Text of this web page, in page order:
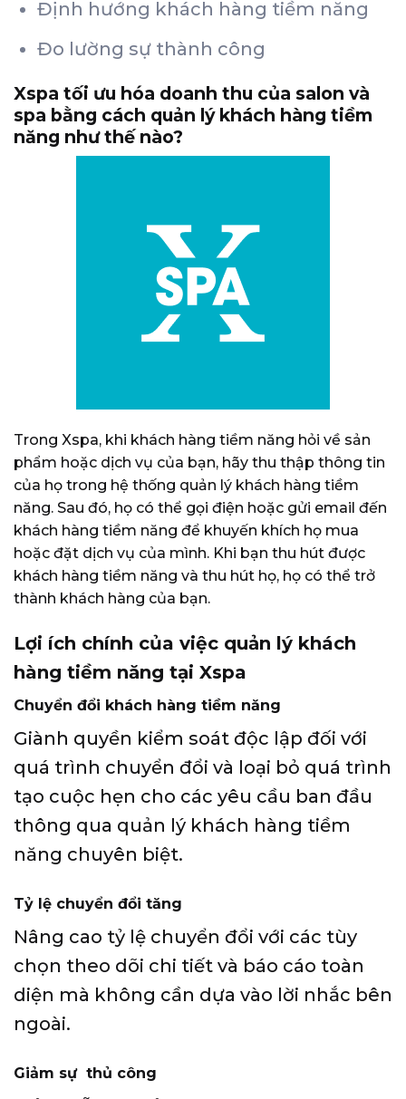
Định hướng khách hàng tiềm năng
Đo lường sự thành công
Xspa tối ưu hóa doanh thu của salon và
spa bằng cách quản lý khách hàng tiềm
năng như thế nào?
Trong Xspa, khi khách hàng tiềm năng hỏi về sản
phẩm hoặc dịch vụ của bạn, hãy thu thập thông tin
của họ trong hệ thống quản lý khách hàng tiềm
năng. Sau đó, họ có thể gọi điện hoặc gửi email đến
khách hàng tiềm năng để khuyến khích họ mua
hoặc đặt dịch vụ của mình. Khi bạn thu hút được
khách hàng tiềm năng và thu hút họ, họ có thể trở
thành khách hàng của bạn.
Lợi ích chính của việc quản lý khách
hàng tiềm năng tại Xspa
Chuyển đổi khách hàng tiềm năng
Giành quyền kiểm soát độc lập đối với
quá trình chuyển đổi và loại bỏ quá trình
tạo cuộc hẹn cho các yêu cầu ban đầu
thông qua quản lý khách hàng tiềm
năng chuyên biệt.
Tỷ lệ chuyển đổi tăng
Nâng cao tỷ lệ chuyển đổi với các tùy
chọn theo dõi chi tiết và báo cáo toàn
diện mà không cần dựa vào lời nhắc bên
ngoài.
Giảm sự thủ công